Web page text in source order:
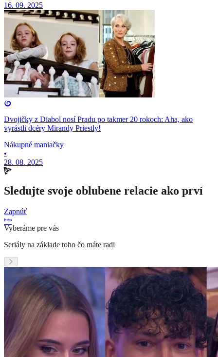
16. 09. 2025
Dvojičky z Diabol nosí Pradu po takmer 20 rokoch: Aha, ako
vyrástli dcéry Mirandy Priestly!
Nákupné maniačky
•
28. 08. 2025
Sledujte svoje oblubene relacie ako prví
Zapnúť
Vyberáme pre vás
Seriály na základe toho čo máte radi